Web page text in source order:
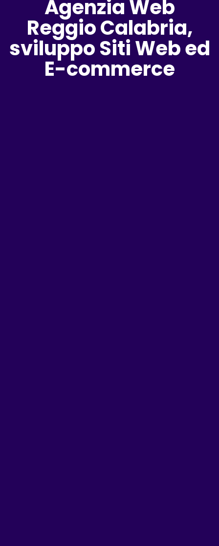
Agenzia Web
Reggio Calabria,
sviluppo Siti Web ed
E-commerce